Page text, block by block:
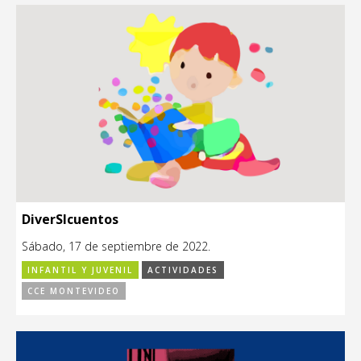
DiverSIcuentos
Sábado, 17 de septiembre de 2022.
INFANTIL Y JUVENIL
ACTIVIDADES
CCE MONTEVIDEO